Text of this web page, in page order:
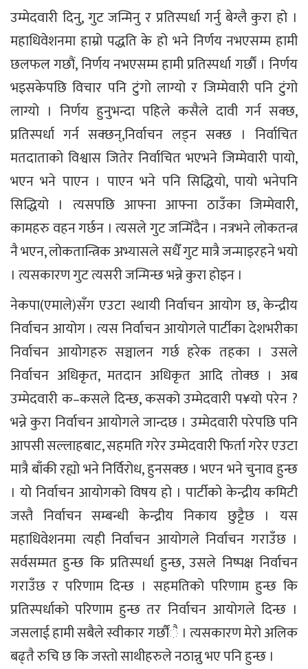
उम्मेदवारी दिनु, गुट जन्मिनु र प्रतिस्पर्धा गर्नु बेग्लै कुरा हो ।
महाधिवेशनमा हाम्रो पद्धति के हो भने निर्णय नभएसम्म हामी
छलफल गछौं, निर्णय नभएसम्म हामी प्रतिस्पर्धा गर्छाैं । निर्णय
भइसकेपछि विचार पनि टुंगो लाग्यो र जिम्मेवारी पनि टुंगो
लाग्यो । निर्णय हुनुभन्दा पहिले कसैले दावी गर्न सक्छ,
प्रतिस्पर्धा गर्न सक्छन्,निर्वाचन लड्न सक्छ । निर्वाचित
मतदाताको विश्वास जितेर निर्वाचित भएभने जिम्मेवारी पायो,
भएन भने पाएन । पाएन भने पनि सिद्धियो, पायो भनेपनि
सिद्धियो । त्यसपछि आफ्ना आफ्ना ठाउँका जिम्मेवारी,
कामहरु वहन गर्छन । त्यसले गुट जन्मिँदैन । नत्रभने लोकतन्त्र
नै भएन, लोकतान्त्रिक अभ्यासले सधैँ गुट मात्रै जन्माइरहने भयो
। त्यसकारण गुट त्यसरी जन्मिन्छ भन्ने कुरा होइन ।
नेकपा(एमाले)सँग एउटा स्थायी निर्वाचन आयोग छ, केन्द्रीय
निर्वाचन आयोग । त्यस निर्वाचन आयोगले पार्टीका देशभरीका
निर्वाचन आयोगहरु सञ्चालन गर्छ हरेक तहका । उसले
निर्वाचन अधिकृत, मतदान अधिकृत आदि तोक्छ । अब
उम्मेदवारी क–कसले दिन्छ, कसको उम्मेदवारी प¥यो परेन ?
भन्ने कुरा निर्वाचन आयोगले जान्दछ । उम्मेदवारी परेपछि पनि
आपसी सल्लाहबाट, सहमति गरेर उम्मेदवारी फिर्ता गरेर एउटा
मात्रै बाँकी रह्यो भने निर्विरोध, हुनसक्छ । भएन भने चुनाव हुन्छ
। यो निर्वाचन आयोगको विषय हो । पार्टीको केन्द्रीय कमिटी
जस्तै निर्वाचन सम्बन्धी केन्द्रीय निकाय छुट्टैछ । यस
महाधिवेशनमा त्यही निर्वाचन आयोगले निर्वाचन गराउँछ ।
सर्वसम्मत हुन्छ कि प्रतिस्पर्धा हुन्छ, उसले निष्पक्ष निर्वाचन
गराउँछ र परिणाम दिन्छ । सहमतिको परिणाम हुन्छ कि
प्रतिस्पर्धाको परिणाम हुन्छ तर निर्वाचन आयोगले दिन्छ ।
जसलाई हामी सबैले स्वीकार गर्छौंै । त्यसकारण मेरो अलिक
बढ्तै रुचि छ कि जस्तो साथीहरुले नठान्नु भए पनि हुन्छ ।